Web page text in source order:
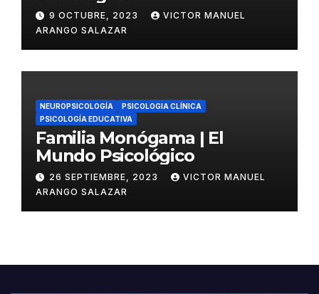
9 OCTUBRE, 2023
VICTOR MANUEL
ARANGO SALAZAR
NEUROPSICOLOGÍA
PSICOLOGIA CLÍNICA
PSICOLOGÍA EDUCATIVA
Familia Monógama | El
Mundo Psicológico
26 SEPTIEMBRE, 2023
VICTOR MANUEL
ARANGO SALAZAR